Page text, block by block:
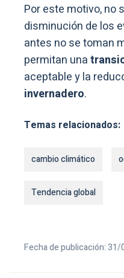
Por este motivo, no
disminución de los
antes no se toman
permitan una
aceptable y la
invernadero.
Temas relacionados:
cambio climático
Tendencia global
Fecha de publicación: 31/